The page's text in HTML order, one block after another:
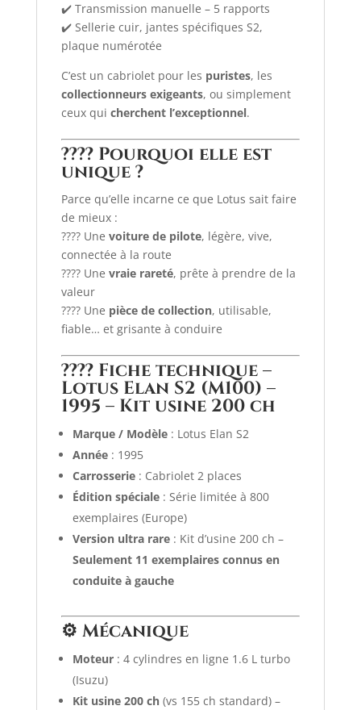
✔️ Transmission manuelle – 5 rapports
✔️ Sellerie cuir, jantes spécifiques S2,
plaque numérotée
C’est un cabriolet pour les puristes, les
collectionneurs exigeants, ou simplement
ceux qui cherchent l’exceptionnel.
???? Pourquoi elle est
unique ?
Parce qu’elle incarne ce que Lotus sait faire
de mieux :
???? Une voiture de pilote, légère, vive,
connectée à la route
???? Une vraie rareté, prête à prendre de la
valeur
???? Une pièce de collection, utilisable,
fiable… et grisante à conduire
???? Fiche technique –
Lotus Elan S2 (M100) –
1995 – Kit usine 200 ch
Marque / Modèle: Lotus Elan S2
Année: 1995
Carrosserie: Cabriolet 2 places
Édition spéciale: Série limitée à 800
exemplaires (Europe)
Version ultra rare: Kit d’usine 200 ch –
Seulement 11 exemplaires connus en
conduite à gauche
⚙️ Mécanique
Moteur: 4 cylindres en ligne 1.6 L turbo
(Isuzu)
Kit usine 200 ch(vs 155 ch standard) –